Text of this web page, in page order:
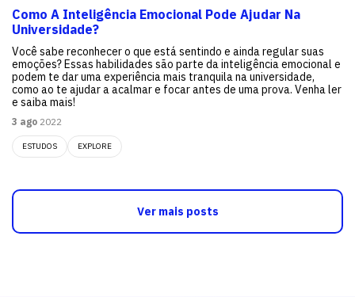
Como A Inteligência Emocional Pode Ajudar Na
Universidade?
Você sabe reconhecer o que está sentindo e ainda regular suas
emoções? Essas habilidades são parte da inteligência emocional e
podem te dar uma experiência mais tranquila na universidade,
como ao te ajudar a acalmar e focar antes de uma prova. Venha ler
e saiba mais!
3 ago 2022
ESTUDOS EXPLORE
Ver mais posts